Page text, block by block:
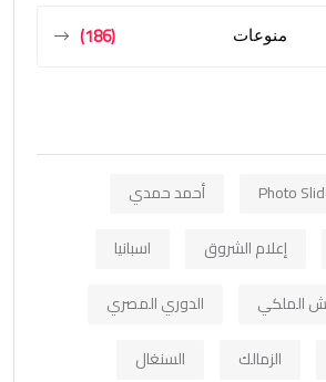
منوعات (186)
Photo
أحمد حمدي
إعلام الشروق
اسبانيا
الملكي
الدوري المصري
الزمالك
السنغال